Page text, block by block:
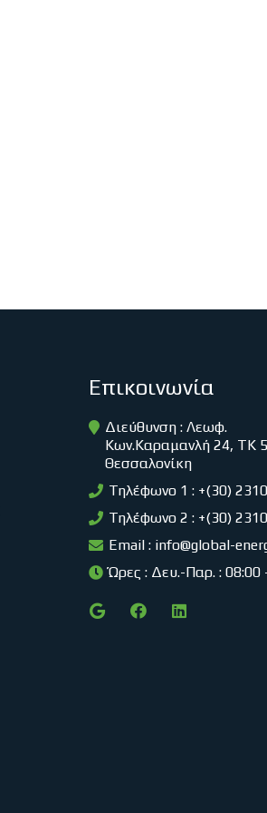
Επικοινωνία
Διεύθυνση : Λεωφ.
Κων.Καραμανλή 24, ΤΚ
Θεσσαλονίκη
Τηλέφωνο 1 : +(30)
Τηλέφωνο 2 : +(30)
Email : info@global-
Ώρες : Δευ.-Παρ. : 08:00